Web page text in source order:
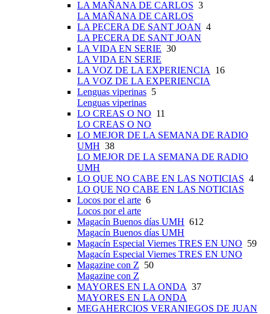
LA MAÑANA DE CARLOS 3
LA MAÑANA DE CARLOS
LA PECERA DE SANT JOAN 4
LA PECERA DE SANT JOAN
LA VIDA EN SERIE 30
LA VIDA EN SERIE
LA VOZ DE LA EXPERIENCIA
16
LA VOZ DE LA EXPERIENCIA
Lenguas viperinas 5
Lenguas viperinas
LO CREAS O NO 11
LO CREAS O NO
LO MEJOR DE LA SEMANA DE RADIO
UMH 38
LO MEJOR DE LA SEMANA DE RADIO
UMH
LO QUE NO CABE EN LAS NOTICIAS 4
LO QUE NO CABE EN LAS NOTICIAS
Locos por el arte 6
Locos por el arte
Magacín Buenos días UMH 612
Magacín Buenos días UMH
Magacín Especial Viernes TRES EN UNO 59
Magacín Especial Viernes TRES EN UNO
Magazine con Z 50
Magazine con Z
MAYORES EN LA ONDA 37
MAYORES EN LA ONDA
MEGAHERCIOS VERANIEGOS DE JUAN